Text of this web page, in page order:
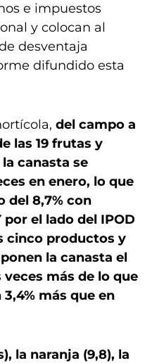
e impuestos
y colocan al
desventaja
difundido esta
del campo a
las 19 frutas y
canasta se
en enero, lo que
del 8,7% con
por el lado del IPOD
cinco productos y
la canasta el
más de lo que
más que en
la naranja (9,8), la